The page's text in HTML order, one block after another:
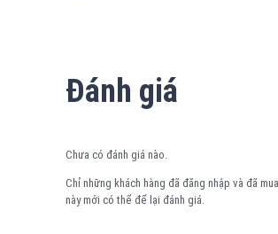
Đánh giá
Chưa có đánh giá nào.
Chỉ những khách hàng đã đăng nhập và đã
này mới có thể để lại đánh giá.